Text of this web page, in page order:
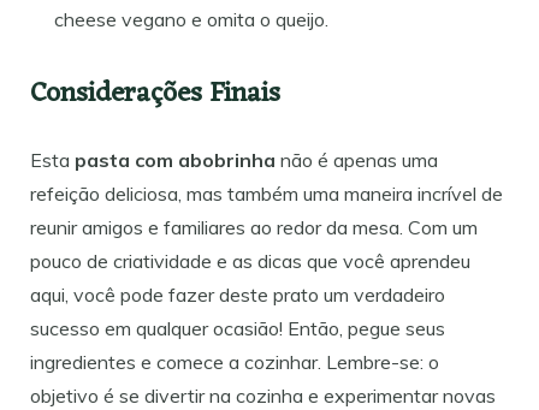
cheese vegano e omita o queijo.
Considerações Finais
Esta pasta com abobrinha não é apenas uma
refeição deliciosa, mas também uma maneira incrível de
reunir amigos e familiares ao redor da mesa. Com um
pouco de criatividade e as dicas que você aprendeu
aqui, você pode fazer deste prato um verdadeiro
sucesso em qualquer ocasião! Então, pegue seus
ingredientes e comece a cozinhar. Lembre-se: o
objetivo é se divertir na cozinha e experimentar novas